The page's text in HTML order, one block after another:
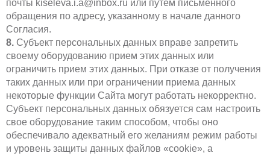
почты kiseleva.i.a@inbox.ru или путем письменного
обращения по адресу, указанному в начале данного
Согласия.
8. Субъект персональных данных вправе запретить
своему оборудованию прием этих данных или
ограничить прием этих данных. При отказе от получения
таких данных или при ограничении приема данных
некоторые функции Сайта могут работать некорректно.
Субъект персональных данных обязуется сам настроить
свое оборудование таким способом, чтобы оно
обеспечивало адекватный его желаниям режим работы
и уровень защиты данных файлов «cookie», а